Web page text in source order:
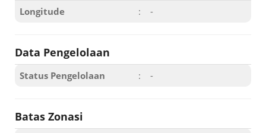
Longitude
: -
Data Pengelolaan
Status Pengelolaan : -
Batas Zonasi